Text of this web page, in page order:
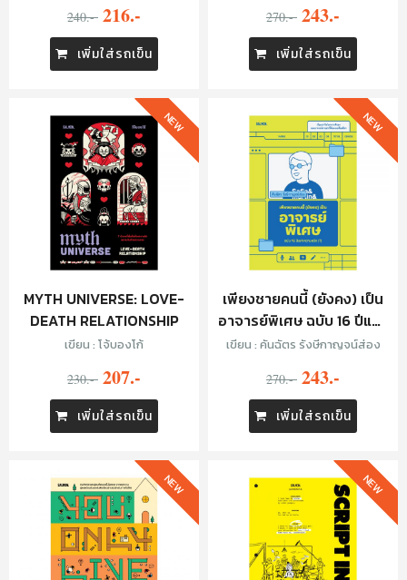
240.- 216.-
เพิ่มใส่รถเข็น
270.- 243.-
เพิ่มใส่รถเข็น
MYTH UNIVERSE: LOVE-
DEATH RELATIONSHIP
เขียน : โจ้บองโก้
230.- 207.-
เพิ่มใส่รถเข็น
NEW
เพียงชายคนนี้ (ยังคง) เป็น
อาจารย์พิเศษ ฉบับ 16 ปีแห่ง
ความหวัง (?)
เขียน : คันฉัตร รังษีกาญจน์ส่อง
270.- 243.-
เพิ่มใส่รถเข็น
NEW
NEW NEW